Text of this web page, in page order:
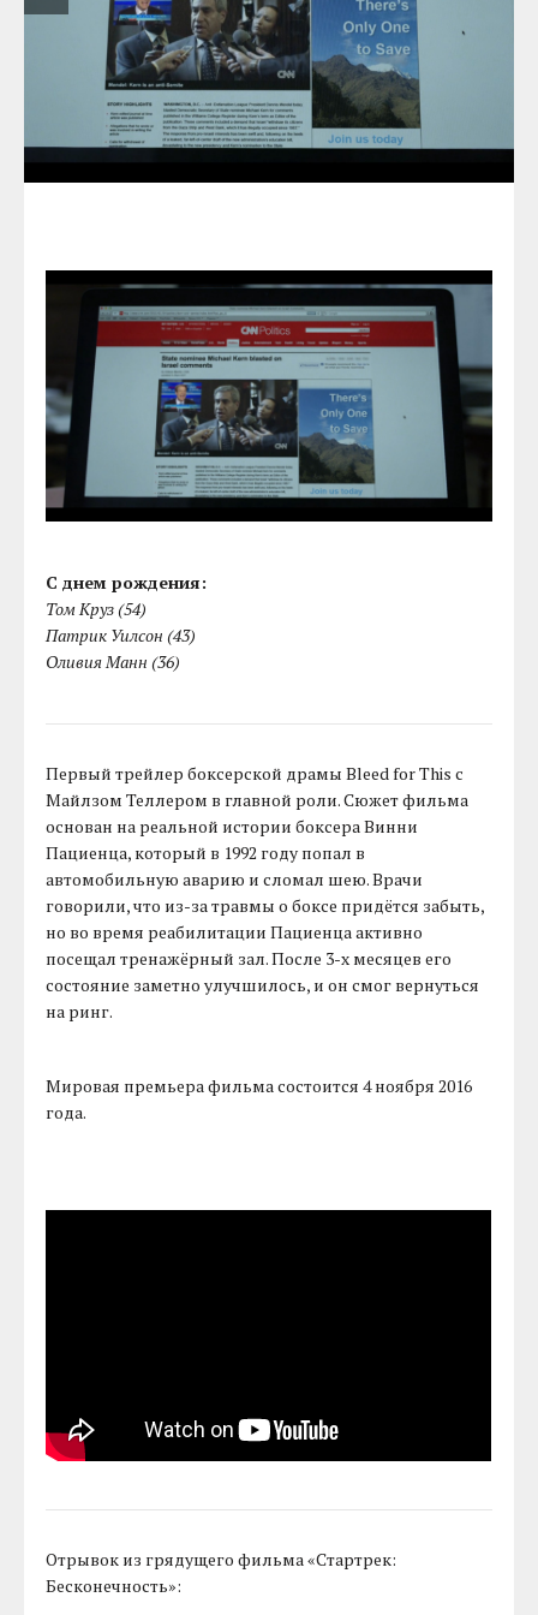
С днем рождения:
Том Круз (54)
Патрик Уилсон (43)
Оливия Манн (36)
Первый трейлер боксерской драмы Bleed for This с
Майлзом Теллером в главной роли. Сюжет фильма
основан на реальной истории боксера Винни
Пациенца, который в 1992 году попал в
автомобильную аварию и сломал шею. Врачи
говорили, что из-за травмы о боксе придётся забыть,
но во время реабилитации Пациенца активно
посещал тренажёрный зал. После 3-х месяцев его
состояние заметно улучшилось, и он смог вернуться
на ринг.
Мировая премьера фильма состоится 4 ноября 2016
года.
Отрывок из грядущего фильма «Стартрек:
Бесконечность»: